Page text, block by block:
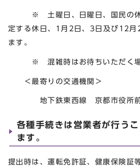
※ 土曜日、日曜日、国民の休
定する休日、1月2日、3日及び12
ます。
※ 混雑時はお待ちいただく場
＜最寄りの交通機関＞
地下鉄東西線 京都市役所
各種手続きは営業者が行う
ます。
提出時は、運転免許証、健康保険証